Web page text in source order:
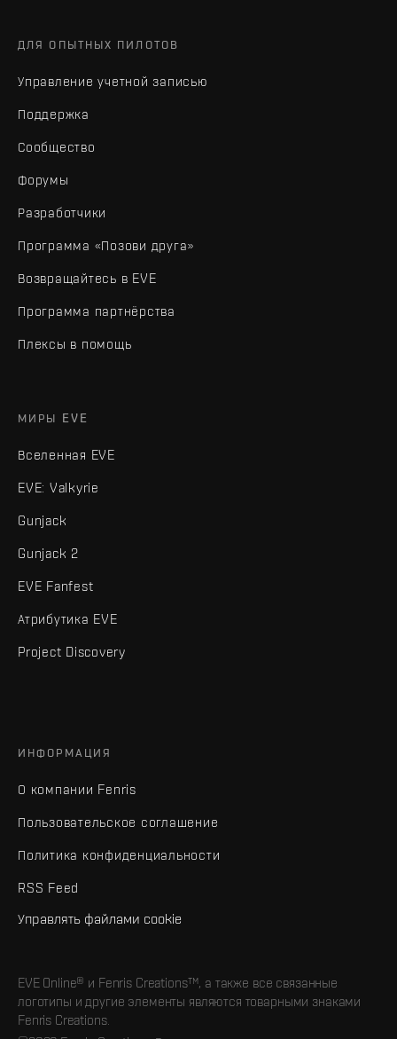
ДЛЯ ОПЫТНЫХ ПИЛОТОВ
Управление учетной записью
Поддержка
Сообщество
Форумы
Разработчики
Программа «Позови друга»
Возвращайтесь в EVE
Программа партнёрства
Плексы в помощь
МИРЫ EVE
Вселенная EVE
EVE: Valkyrie
Gunjack
Gunjack 2
EVE Fanfest
Атрибутика EVE
Project Discovery
ИНФОРМАЦИЯ
О компании Fenris
Пользовательское соглашение
Политика конфиденциальности
RSS Feed
Управлять файлами cookie
EVE Online® и Fenris Creations™, а также все связанные
логотипы и другие элементы являются товарными знаками
Fenris Creations.